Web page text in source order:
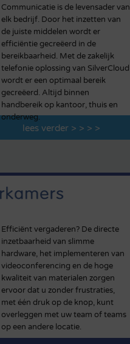
Communicatie is de levensader van
elk bedrijf. Door het inzetten van
de juiste middelen wordt er
efficiëntie gecreëerd in de
bereikbaarheid. Met de zakelijk
telefonie oplossing van SilverCloud
wordt er een optimaal bereik
gecreëerd. Altijd binnen
handbereik op kantoor, thuis en
onderweg.
lees verder > > > >
Efficiënt vergaderen? De directe
inzetbaarheid van slimme
hardware, het implementeren van
videoconferencing en de hoge
kwaliteit van materialen zorgen
ervoor dat u zonder frustraties,
met één druk op de knop, kunt
overleggen met uw team of teams
op een andere locatie.